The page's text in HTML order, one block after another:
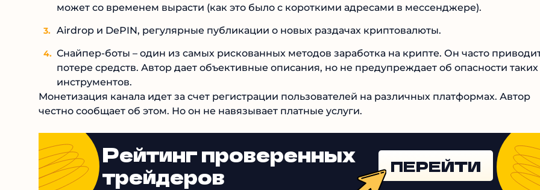
может со временем вырасти (как это было с короткими адресами в мессенджере).
Airdrop и DePIN, регулярные публикации о новых раздачах криптовалюты.
Снайпер-боты – один из самых рискованных методов заработка на крипте. Он часто приводит
к потере средств. Автор дает объективные описания, но не предупреждает об опасности
инструментов.
Монетизация канала идет за счет регистрации пользователей на различных платформах. Автор
честно сообщает об этом. Но он не навязывает платные услуги.
Рейтинг проверенных
трейдеров
ПЕРЕЙТИ